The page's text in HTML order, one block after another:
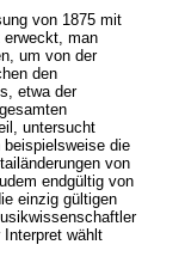
von 1875 mit
man
um von der
den
etwa der
untersucht
beispielsweise die
von
endgültig von
einzig gültigen
wählt